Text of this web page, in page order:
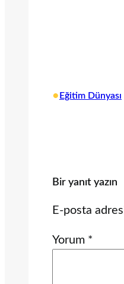
• Eğitim Dünyası
Bir yanıt yazın
E-posta
Yorum *